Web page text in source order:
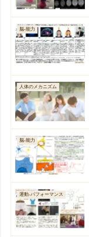
脳-能力
人体のメカニズム
脳-能力
運動-パフォーマンス